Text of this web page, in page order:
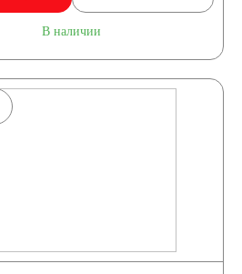
В наличии